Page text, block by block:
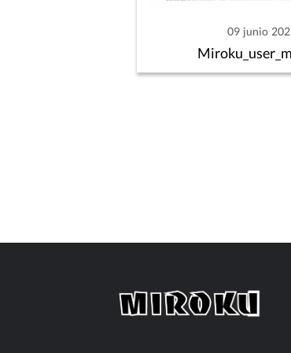
09 junio